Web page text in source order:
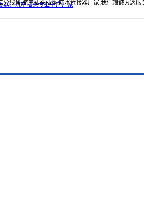
分线盒,航空插头插座,防水连接器厂家,我们竭诚为您服